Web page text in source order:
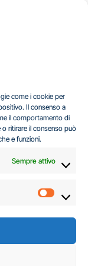
come i cookie per
Il consenso a
il comportamento di
ritirare il consenso può
e funzioni.
Sempre attivo
riservati